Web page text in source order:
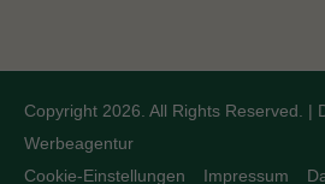
Copyright 2026. All Rights Reserved. |
Werbeagentur
Cookie-Einstellungen
Impressum